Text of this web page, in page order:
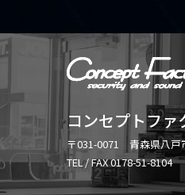
コンセプトファ
〒031-0071 青森県八戸
TEL / FAX 0178-51-8104